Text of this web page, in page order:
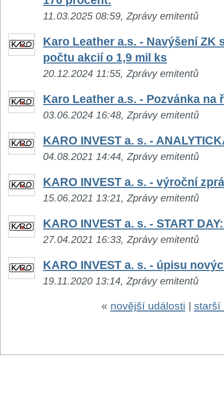
11.03.2025 08:59, Zprávy emitentů
Karo Leather a.s. - Navýšení ZK
počtu akcií o 1,9 mil ks
20.12.2024 11:55, Zprávy emitentů
Karo Leather a.s. - Pozvánka na
03.06.2024 16:48, Zprávy emitentů
KARO INVEST a. s. -
04.08.2021 14:44, Zprávy emitentů
KARO INVEST a. s. - výroční
15.06.2021 13:21, Zprávy emitentů
KARO INVEST a. s. - START
27.04.2021 16:33, Zprávy emitentů
KARO INVEST a. s. - úpisu
19.11.2020 13:14, Zprávy emitentů
« novější události | starší